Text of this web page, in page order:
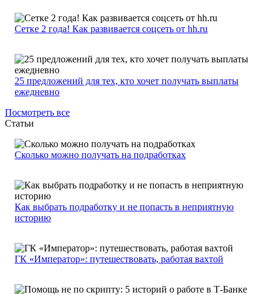
Сетке 2 года! Как развивается соцсеть от hh.ru
25 предложений для тех, кто хочет получать выплаты
ежедневно
Посмотреть все
Статьи
Сколько можно получать на подработках
Как выбрать подработку и не попасть в неприятную
историю
ГК «Император»: путешествовать, работая вахтой